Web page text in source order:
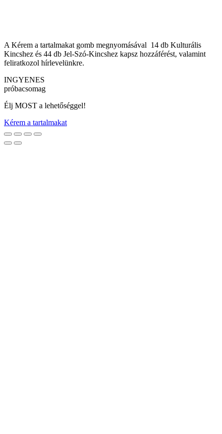
A Kérem a tartalmakat gomb megnyomásával 14 db Kulturális
Kincshez és 44 db Jel-Szó-Kincshez kapsz hozzáférést, valamint
feliratkozol hírlevelünkre.
INGYENES
próbacsomag
Élj MOST a lehetőséggel!
Kérem a tartalmakat